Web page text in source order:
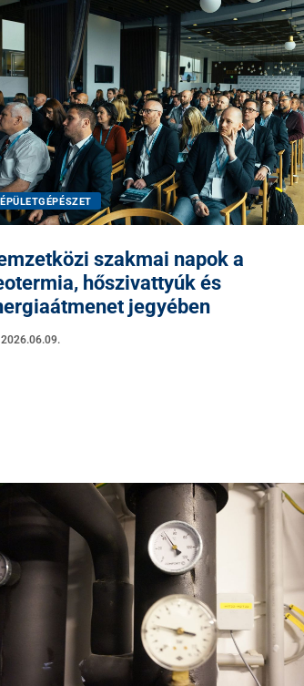
ÉPÜLETGÉPÉSZET
szakmai napok a
hőszivattyúk és
jegyében
2026.06.09.